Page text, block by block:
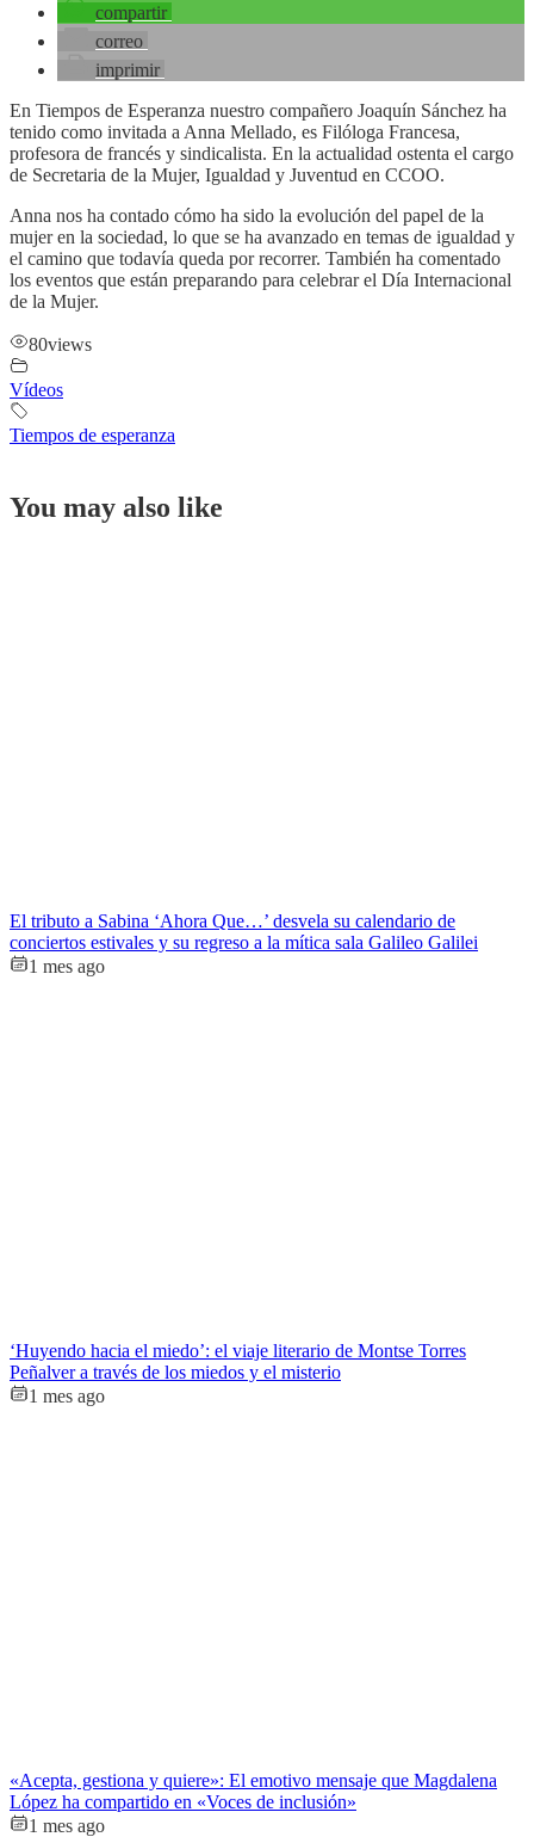
compartir
correo
imprimir
En Tiempos de Esperanza nuestro compañero Joaquín Sánchez ha
tenido como invitada a Anna Mellado, es Filóloga Francesa,
profesora de francés y sindicalista. En la actualidad ostenta el cargo
de Secretaria de la Mujer, Igualdad y Juventud en CCOO.
Anna nos ha contado cómo ha sido la evolución del papel de la
mujer en la sociedad, lo que se ha avanzado en temas de igualdad y
el camino que todavía queda por recorrer. También ha comentado
los eventos que están preparando para celebrar el Día Internacional
de la Mujer.
80views
Vídeos
Tiempos de esperanza
You may also like
El tributo a Sabina ‘Ahora Que…’ desvela su calendario de
conciertos estivales y su regreso a la mítica sala Galileo Galilei
1 mes ago
‘Huyendo hacia el miedo’: el viaje literario de Montse Torres
Peñalver a través de los miedos y el misterio
1 mes ago
«Acepta, gestiona y quiere»: El emotivo mensaje que Magdalena
López ha compartido en «Voces de inclusión»
1 mes ago